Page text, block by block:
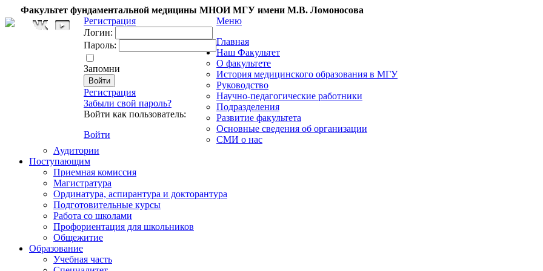
Факультет фундаментальной медицины МНОИ МГУ имени М.В. Ломоносова
Регистрация
Логин:
Пароль:
Запомни
Регистрация
Забыли свой пароль?
Войти как пользователь:
Войти
Меню
Главная
Наш Факультет
О факультете
История медицинского образования в МГУ
Руководство
Научно-педагогические работники
Подразделения
Развитие факультета
Основные сведения об организации
СМИ о нас
Аудитории
Поступающим
Приемная комиссия
Магистратура
Ординатура, аспирантура и докторантура
Подготовительные курсы
Работа со школами
Профориентация для школьников
Общежитие
Образование
Учебная часть